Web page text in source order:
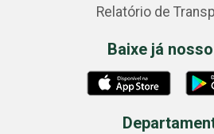
Relatório de
Baixe já